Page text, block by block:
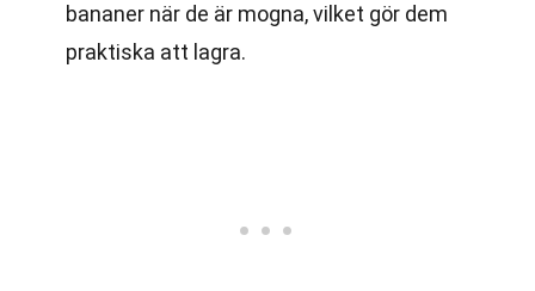
bananer när de är mogna, vilket gör dem
praktiska att lagra.